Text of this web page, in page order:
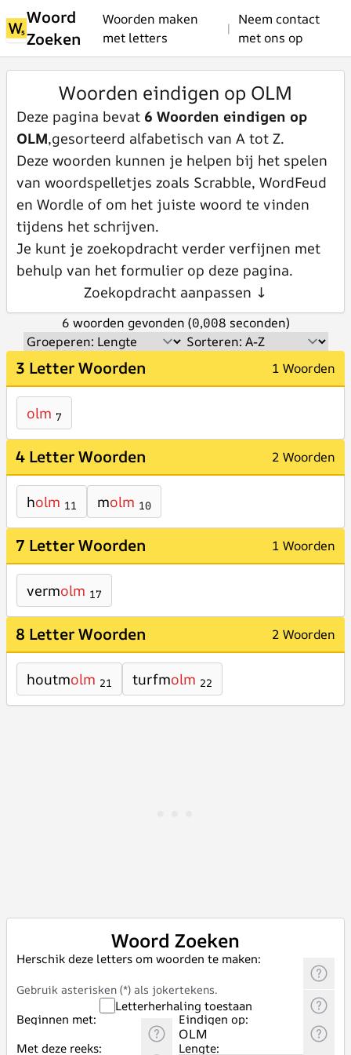
Woord
Zoeken
Woorden maken
met letters
|
Neem contact
met ons op
Woorden eindigen op OLM
Deze pagina bevat 6 Woorden eindigen op
OLM,gesorteerd alfabetisch van A tot Z.
Deze woorden kunnen je helpen bij het spelen
van woordspelletjes zoals Scrabble, WordFeud
en Wordle of om het juiste woord te vinden
tijdens het schrijven.
Je kunt je zoekopdracht verder verfijnen met
behulp van het formulier op deze pagina.
Zoekopdracht aanpassen ↓
6 woorden gevonden (0,008 seconden)
3 Letter Woorden 1 Woorden
olm 7
4 Letter Woorden 2 Woorden
holm 11 molm 10
7 Letter Woorden 1 Woorden
vermolm 17
8 Letter Woorden 2 Woorden
houtmolm 21 turfmolm 22
Woord Zoeken
Herschik deze letters om woorden te maken:
Gebruik asterisken (*) als jokertekens.
Letterherhaling toestaan
Beginnen met:
Eindigen op:
Met deze reeks:
Lengte: